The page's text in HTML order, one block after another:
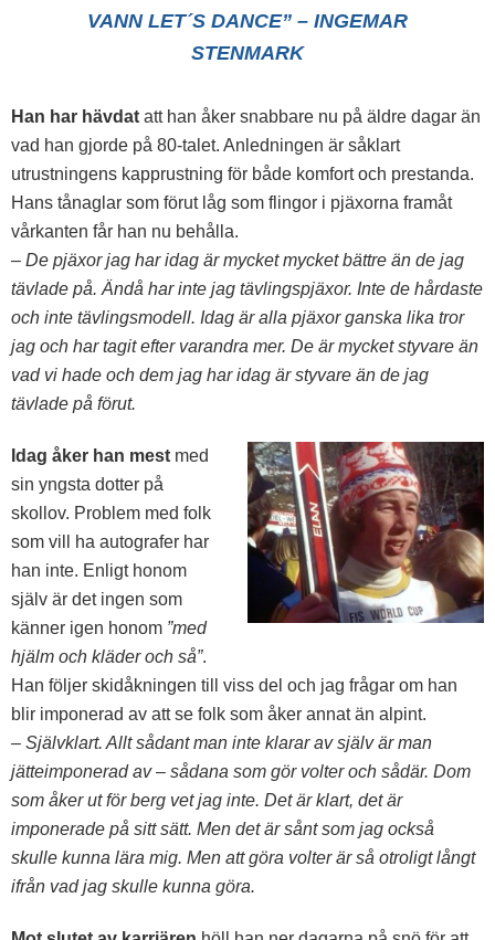
VANN LET´S DANCE” – INGEMAR
STENMARK
Han har hävdat att han åker snabbare nu på äldre dagar än
vad han gjorde på 80-talet. Anledningen är såklart
utrustningens kapprustning för både komfort och prestanda.
Hans tånaglar som förut låg som flingor i pjäxorna framåt
vårkanten får han nu behålla.
– De pjäxor jag har idag är mycket mycket bättre än de jag
tävlade på. Ändå har inte jag tävlingspjäxor. Inte de hårdaste
och inte tävlingsmodell. Idag är alla pjäxor ganska lika tror
jag och har tagit efter varandra mer. De är mycket styvare än
vad vi hade och dem jag har idag är styvare än de jag
tävlade på förut.
Idag åker han mest med
sin yngsta dotter på
skollov. Problem med folk
som vill ha autografer har
han inte. Enligt honom
själv är det ingen som
känner igen honom ”med
hjälm och kläder och så”.
Han följer skidåkningen till viss del och jag frågar om han
blir imponerad av att se folk som åker annat än alpint.
– Självklart. Allt sådant man inte klarar av själv är man
jätteimponerad av – sådana som gör volter och sådär. Dom
som åker ut för berg vet jag inte. Det är klart, det är
imponerade på sitt sätt. Men det är sånt som jag också
skulle kunna lära mig. Men att göra volter är så otroligt långt
ifrån vad jag skulle kunna göra.